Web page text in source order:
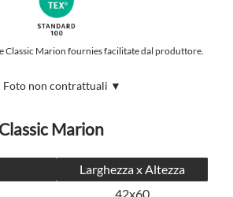
Classic Marion fournies facilitate dal produttore.
Foto non contrattuali ▼
Marion
Larghezza x Altezza
42x60